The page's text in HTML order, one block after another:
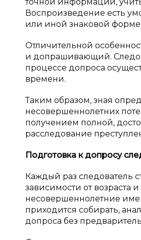
Воспроизведение есть
или иной знаковой форме.
Отличительной
и допрашивающий.
процессе допроса
времени.
Таким образом, зная
несовершеннолетних
получением полной,
расследование
Подготовка к допросу
Каждый раз следователь
зависимости от возраста
несовершеннолетние
приходится собирать,
допроса без